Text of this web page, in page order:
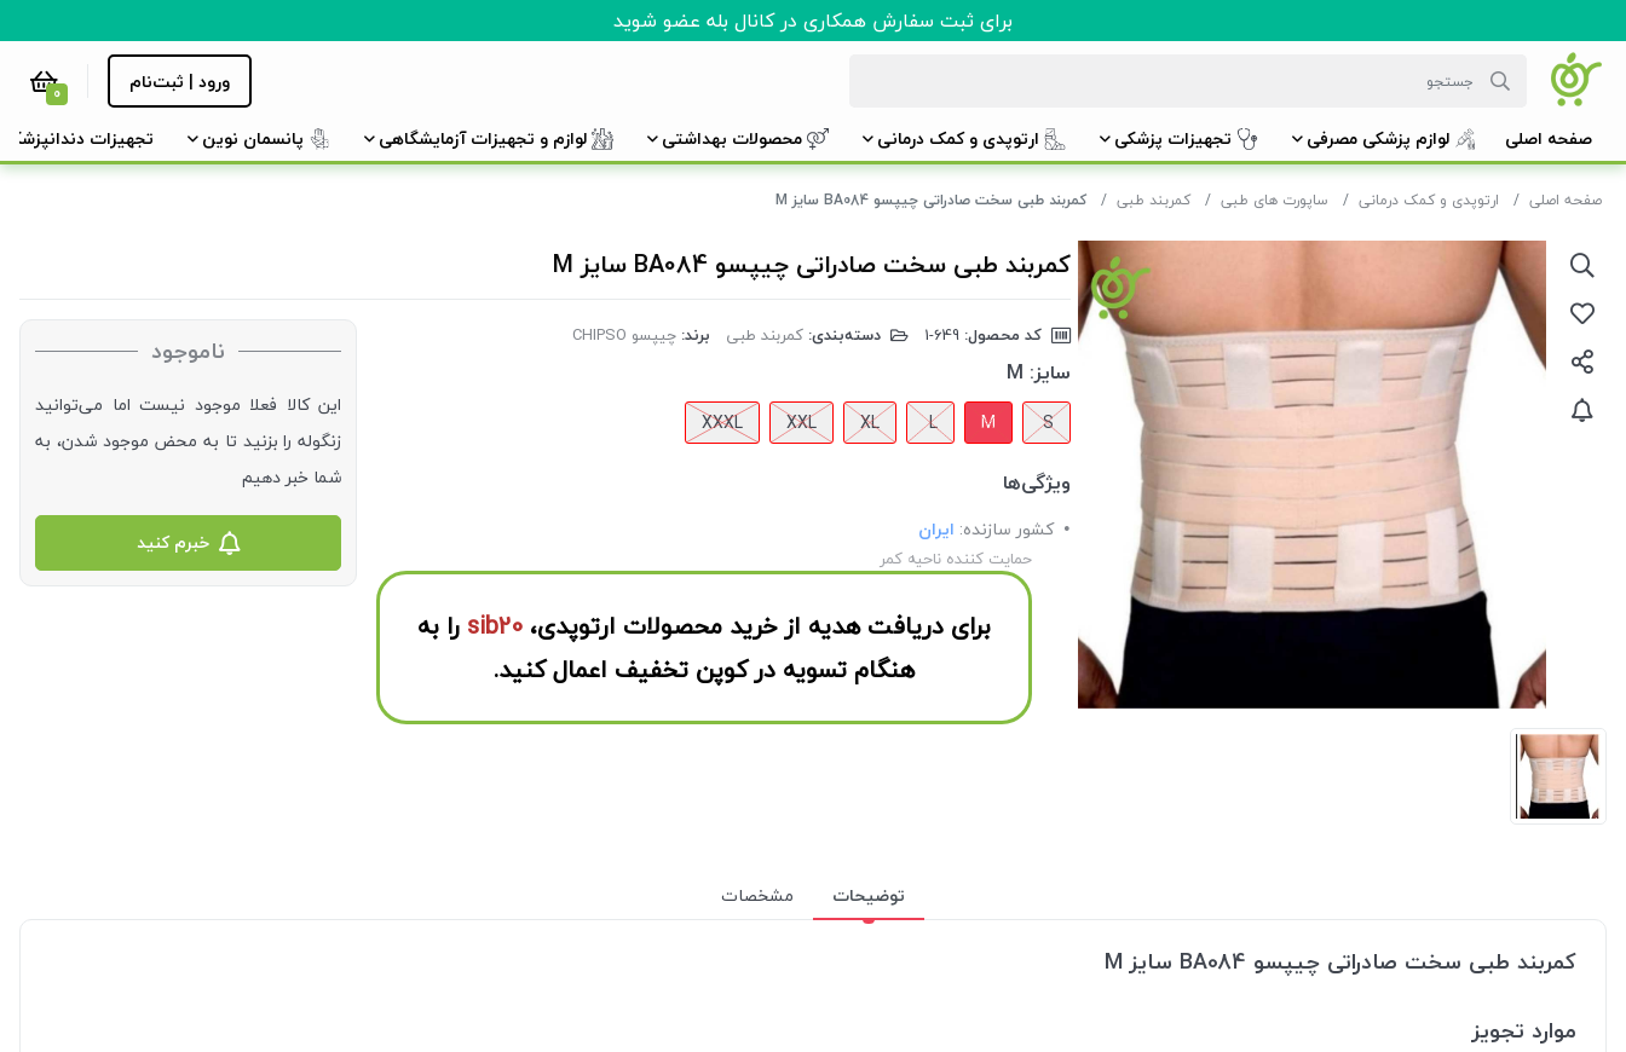
برای ثبت سفارش همکاری در کانال بله عضو شوید
ورود | ثبت‌نام 0
صفحه اصلی لوازم پزشکی مصرفی تجهیزات پزشکی ارتوپدی و کمک درمانی محصولات بهداشتی لوازم و تجهیزات آزمایشگاهی پانسمان نوین تجهیزات دندانپزشکی
صفحه اصلی ارتوپدی و کمک درمانی ساپورت های طبی کمربند طبی کمربند طبی سخت صادراتی چیپسو BA084 سایز M
کمربند طبی سخت صادراتی چیپسو BA084 سایز M
کد محصول: دسته‌بندی: کمربند طبی برند: چیپسو CHIPSO
سایز: M
S
M
L
XL
XXL
XXXL
ویژگی‌ها
کشور سازنده: ایران
حمایت کننده ناحیه کمر
برای دریافت هدیه از خرید محصولات ارتوپدی، sib20 را به
هنگام تسویه در کوپن تخفیف اعمال کنید.
ناموجود
این کالا فعلا موجود نیست اما می‌توانید
زنگوله را بزنید تا به محض موجود شدن، به
شما خبر دهیم
خبرم کنید
توضیحات مشخصات
کمربند طبی سخت صادراتی چیپسو BA084 سایز M
موارد تجویز